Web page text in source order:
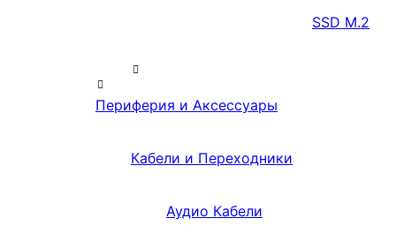
SSD M.2
Периферия и Аксессуары
Кабели и Переходники
Аудио Кабели